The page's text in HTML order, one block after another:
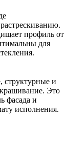
профиль от
для
структурные и
Это
фасада и
исполнения.